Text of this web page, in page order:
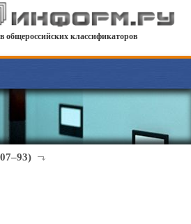
общероссийских классификаторов